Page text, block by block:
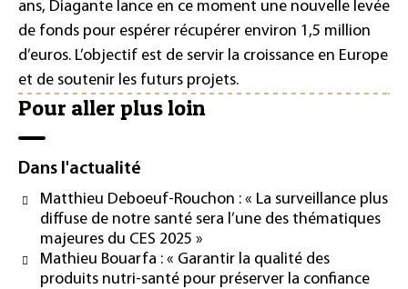
ans, Diagante lance en ce moment une nouvelle levée
de fonds pour espérer récupérer environ 1,5 million
d’euros. L’objectif est de servir la croissance en Europe
et de soutenir les futurs projets.
Pour aller plus loin
Dans l'actualité
Matthieu Deboeuf-Rouchon : « La surveillance plus
diffuse de notre santé sera l’une des thématiques
majeures du CES 2025 »
Mathieu Bouarfa : « Garantir la qualité des
produits nutri-santé pour préserver la confiance